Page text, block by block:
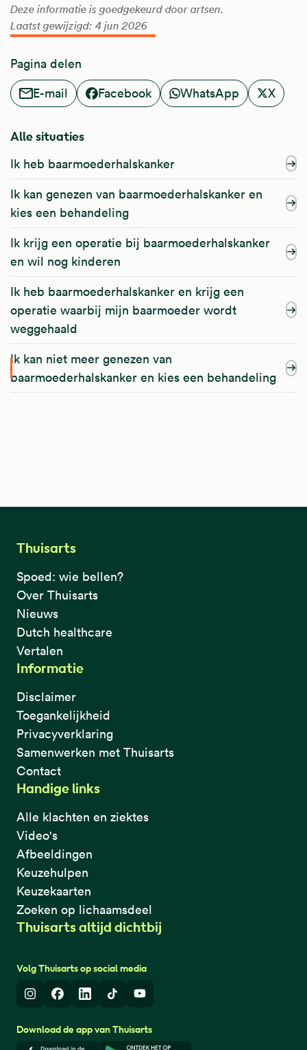
Deze informatie is goedgekeurd door artsen.
Laatst gewijzigd: 4 jun 2026
Pagina delen
E-mail
Facebook WhatsApp X
Alle situaties
Ik heb baarmoederhalskanker
Ik kan genezen van baarmoederhalskanker en
kies een behandeling
Ik krijg een operatie bij baarmoederhalskanker
en wil nog kinderen
Ik heb baarmoederhalskanker en krijg een
operatie waarbij mijn baarmoeder wordt
weggehaald
Ik kan niet meer genezen van
baarmoederhalskanker en kies een behandeling
Thuisarts
Spoed: wie bellen?
Over Thuisarts
Nieuws
Dutch healthcare
Vertalen
Informatie
Disclaimer
Toegankelijkheid
Privacyverklaring
Samenwerken met Thuisarts
Contact
Handige links
Alle klachten en ziektes
Video's
Afbeeldingen
Keuzehulpen
Keuzekaarten
Zoeken op lichaamsdeel
Thuisarts altijd dichtbij
Volg Thuisarts op social media
InstagramFacebook
LinkedInTikTokYoutube
Download de app van Thuisarts